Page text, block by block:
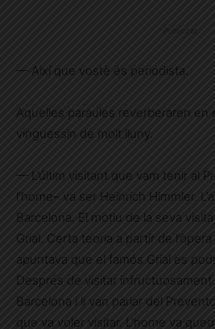
Publicitat
— Així que vostè és periodista.
Aquelles paraules reverberaren en
vinguessin de molt lluny.
— L’últim visitant que vam tenir al
l’home– va ser Heinrich Himmler.
Barcelona. El motiu de la seva
Grial. Certa teoria a partir de l’òpera
apuntava que el famós Grial es
Després de visitar
Barcelona i li van parlar del
que va voler visitar. L’home va